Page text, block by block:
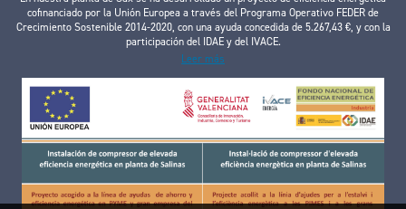
cofinanciado por la Unión Europea a través del Programa Operativo FEDER de
Crecimiento Sostenible 2014-2020, con una ayuda concedida de 5.267,43 €, y con la
participación del IDAE y del IVACE.
Leer más